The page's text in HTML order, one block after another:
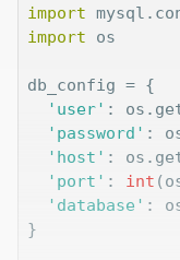
import
import os
db_config = {
'user' :
'password' :
'host' :
'port' : int
'database' :
}